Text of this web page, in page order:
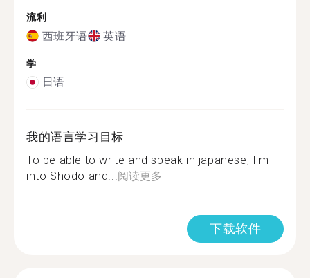
流利
西班牙语 英语
学
日语
我的语言学习目标
To be able to write and speak in japanese, I'm
into Shodo and...阅读更多
下载软件